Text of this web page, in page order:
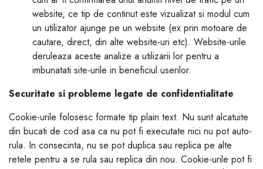
website, ce tip de continut este vizualizat si modul cum
un utilizator ajunge pe un website (ex prin motoare de
cautare, direct, din alte website-uri etc). Website-urile
deruleaza aceste analize a utilizarii lor pentru a
imbunatati site-urile in beneficiul userilor.
Securitate si probleme legate de confidentialitate
Cookie-urile folosesc formate tip plain text. Nu sunt alcatuite
din bucati de cod asa ca nu pot fi executate nici nu pot auto-
rula. In consecinta, nu se pot duplica sau replica pe alte
retele pentru a se rula sau replica din nou. Cookie-urile pot fi